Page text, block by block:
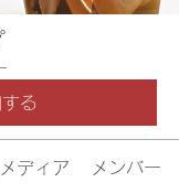
る
メディア メンバー